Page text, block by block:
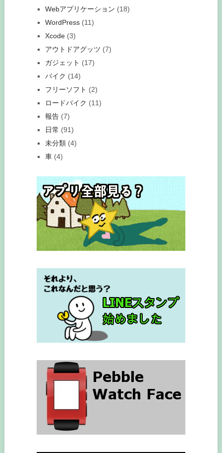
Webアプリケーション (18)
WordPress(11)
Xcode(3)
アウトドアグッツ (7)
ガジェット (17)
バイク (14)
フリーソフト (2)
ロードバイク (11)
報告(7)
日常 (91)
未分類(4)
車(4)